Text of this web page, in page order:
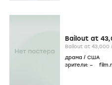
Bailout at
Bailout at 43,000 /
драма / США
зрители: –